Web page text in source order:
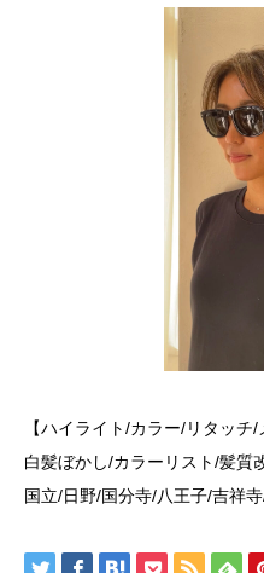
【ハイライト/カラー/リタッチ/
白髪ぼかし/カラーリスト/髪質
国立/日野/国分寺/八王子/吉祥寺